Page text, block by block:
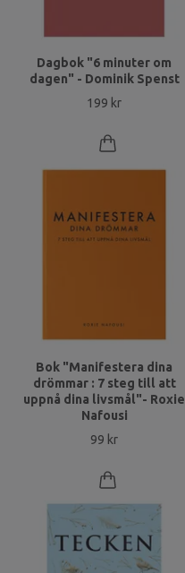
Dagbok "6 minuter om
dagen" - Dominik Spenst
199 kr
Bok "Manifestera dina
drömmar : 7 steg till att
uppnå dina livsmål"- Roxie
Nafousi
99 kr